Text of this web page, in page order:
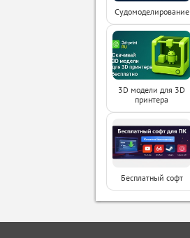
Судомоделирование
3D модели для 3D
принтера
Бесплатный софт